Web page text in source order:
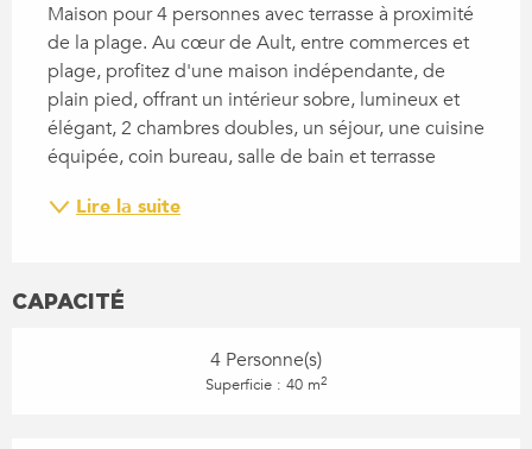
Maison pour 4 personnes avec terrasse à proximité
de la plage. Au cœur de Ault, entre commerces et
plage, profitez d'une maison indépendante, de
plain pied, offrant un intérieur sobre, lumineux et
élégant, 2 chambres doubles, un séjour, une cuisine
équipée, coin bureau, salle de bain et terrasse
Lire la suite
CAPACITÉ
4 Personne(s)
Superficie : 40 m2